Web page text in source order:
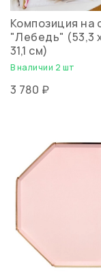
Композиция на
"Лебедь" (53,3
31,1 см)
В наличии 2 шт
3 780 ₽